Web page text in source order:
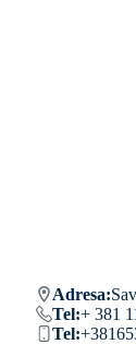
Adresa:
Tel:+ 381
Tel: